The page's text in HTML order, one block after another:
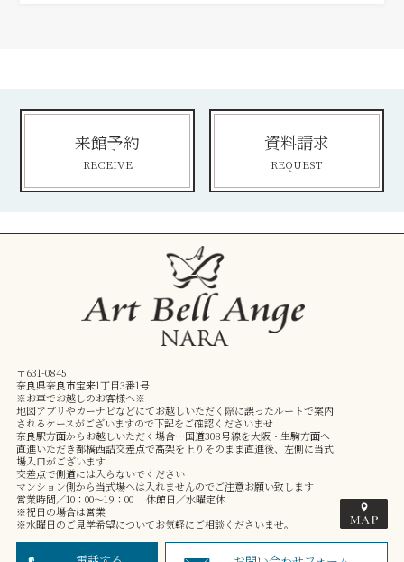
来館予約
RECEIVE
資料請求
REQUEST
〒631-0845
奈良県奈良市宝来1丁目3番1号
※お車でお越しのお客様へ※
地図アプリやカーナビなどにてお越しいただく際に誤ったルートで案内
されるケースがございますので下記をご確認くださいませ
奈良駅方面からお越しいただく場合…国道308号線を大阪・生駒方面へ
直進いただき都橋西詰交差点で高架を上りそのまま直進後、左側に当式
場入口がございます
交差点で側道には入らないでください
マンション側から当式場へは入れませんのでご注意お願い致します
営業時間／10：00～19：00 休館日／水曜定休
※祝日の場合は営業
※水曜日のご見学希望についてお気軽にご相談くださいませ。